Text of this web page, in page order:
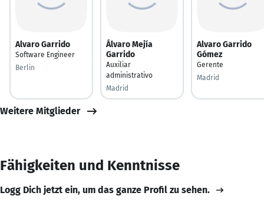
Alvaro Garrido
Software Engineer
Berlin
Álvaro Mejía
Garrido
Auxiliar
administrativo
Madrid
Alvaro Garrido
Gómez
Gerente
Madrid
Weitere Mitglieder
Fähigkeiten und Kenntnisse
Logg Dich jetzt ein, um das ganze Profil zu sehen.